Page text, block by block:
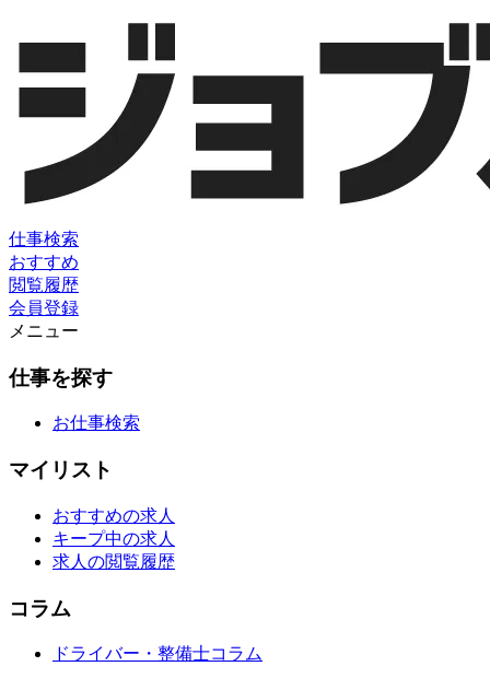
仕事検索
おすすめ
閲覧履歴
会員登録
メニュー
仕事を探す
お仕事検索
マイリスト
おすすめの求人
キープ中の求人
求人の閲覧履歴
コラム
ドライバー・整備士コラム